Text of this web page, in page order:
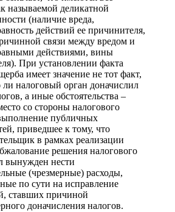
называемой деликатной
(наличие вреда,
действий ее причинителя,
связи между вредом и
действиями, вины
При установлении факта
имеет значение не тот факт,
ли налоговый орган доначислил
а иные обстоятельства –
со стороны налогового
публичных
приведшее к тому, что
в рамках реализации
решения налогового
вынужден нести
(чрезмерные) расходы,
по сути на исправление
ставших причиной
доначисления налогов.